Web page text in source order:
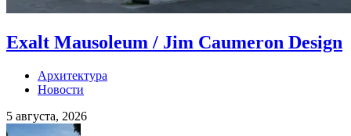
Exalt Mausoleum / Jim Caumeron Design
Архитектура
Новости
5 августа, 2026